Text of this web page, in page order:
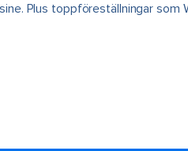
Plus toppföreställningar som